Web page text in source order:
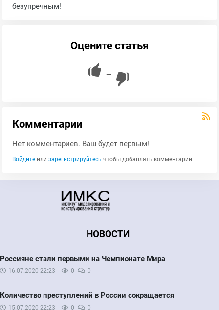
безупречным!
Оцените статья
—
Комментарии
Нет комментариев. Ваш будет первым!
Войдите или зарегистрируйтесь чтобы добавлять комментарии
НОВОСТИ
Россияне стали первыми на Чемпионате Мира
16.07.2020 22:23 0 0
Количество преступлений в России сокращается
15.07.2020 22:23 0 0